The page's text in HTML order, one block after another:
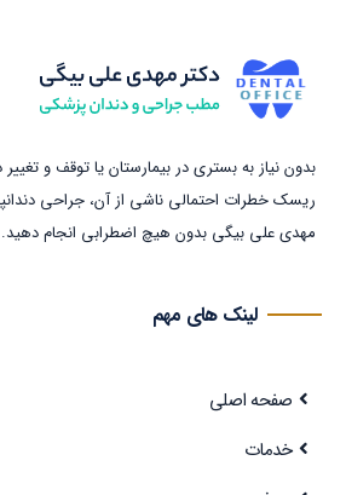
بدون نیاز به بستری در بیمارستان یا توقف و
ریسک خطرات احتمالی ناشی از آن، جراحی
مهدی علی بیگی بدون هیچ اضطرابی انجام دهید.
لینک های مهم
صفحه اصلی
خدمات